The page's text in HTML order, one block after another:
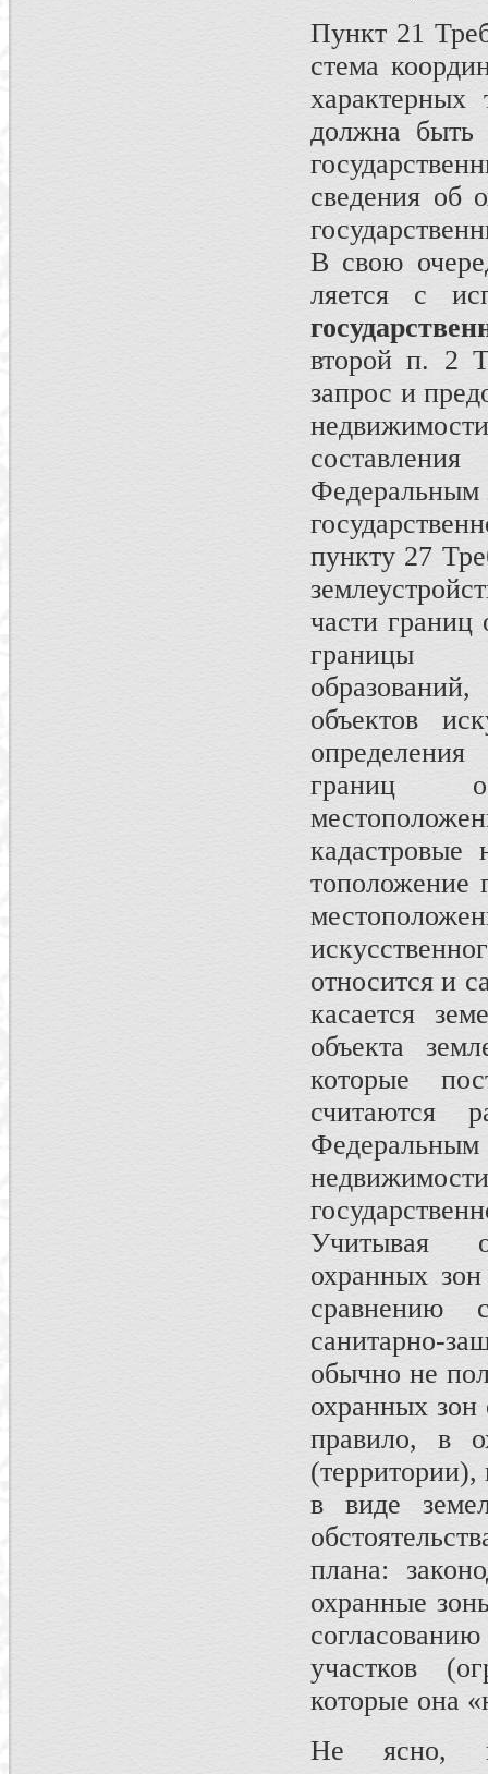
Пункт 21
стема
характерных
должна быть
сведения об
В свою
ляется с
второй п. 2
запрос и
пункту 27
части границ
границы
объектов
границ
тоположение
относится и
касается
объекта
которые
считаются
Федеральным
Учитывая
охранных зон
срав­нению
санитарно-
обычно не
охран­ных зон
правило, в
в виде
плана:
охранные
участков
которые она
Не ясно,